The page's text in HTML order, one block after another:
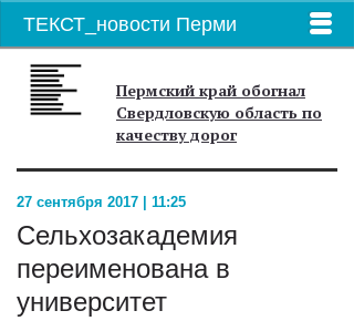
ТЕКСТ_новости Перми
Пермский край обогнал
Свердловскую область по
качеству дорог
27 сентября 2017 | 11:25
Сельхозакадемия
переименована в
университет